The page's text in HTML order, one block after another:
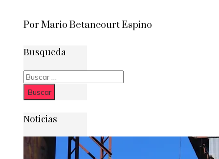
Por Mario Betancourt Espino
Busqueda
Buscar:
Noticias